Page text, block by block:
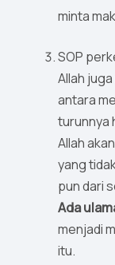
minta
SOP
Allah
antara
turunnya
Allah
yang
pun dari
Ada
menjadi
itu.